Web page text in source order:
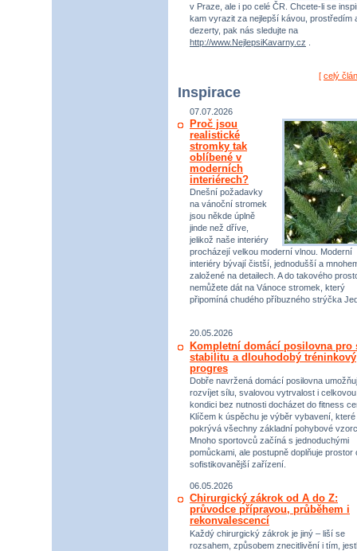
v Praze, ale i po celé ČR. Chcete-li se
kam vyrazit za nejlepší kávou, prostředím
dezerty, pak nás sledujte na
http://www.NejlepsiKavarny.cz
[ celý
Inspirace
07.07.2026
Proč jsou
realistické
stromky tak
oblíbené v
moderních
interiérech?
Dnešní požadavky
na vánoční stromek
jsou někde úplně
jinde než dříve,
jelikož naše interiéry
procházejí velkou moderní vlnou. Moderní
interiéry bývají čistší, jednodušší a
založené na detailech. A do takového
nemůžete dát na Vánoce stromek, který
připomíná chudého příbuzného strýčka
20.05.2026
Kompletní domácí posilovna pro
stabilitu a dlouhodobý tréninkový
progres
Dobře navržená domácí posilovna
rozvíjet sílu, svalovou vytrvalost i celkovou
kondici bez nutnosti docházet do fitness
Klíčem k úspěchu je výběr vybavení, které
pokrývá všechny základní pohybové
Mnoho sportovců začíná s jednoduchými
pomůckami, ale postupně doplňuje prostor
sofistikovanější zařízení.
06.05.2026
Chirurgický zákrok od A do Z:
průvodce přípravou, průběhem i
rekonvalescencí
Každý chirurgický zákrok je jiný – liší se
rozsahem, způsobem znecitlivění i tím,